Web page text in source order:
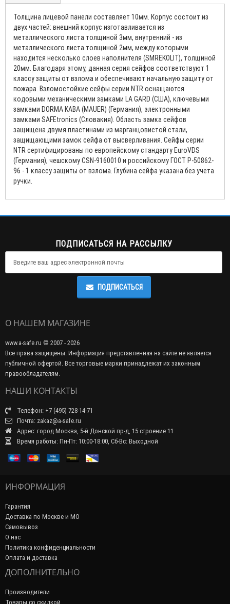
Толщина лицевой панели составляет 10мм. Корпус состоит из
двух частей: внешний корпус изготавливается из
металлического листа толщиной 3мм, внутренний - из
металлического листа толщиной 2мм, между которыми
находится несколько слоев наполнителя (SMREKOLIT), толщиной
20мм. Благодаря этому, данная серия сейфов соответствуют 1
классу защиты от взлома и обеспечивают начальную защиту от
пожара. Взломостойкие сейфы серии NTR оснащаются
кодовыми механическими замками LA GARD (США), ключевыми
замками DORMA KABA (MAUER) (Германия), электронными
замками SAFEtronics (Словакия). Область замка сейфов
защищена двумя пластинами из марганцовистой стали,
защищающими замок сейфа от высверливания. Сейфы серии
NTR сертифицированы по европейскому стандарту EuroVDS
(Германия), чешскому CSN-9160010 и российскому ГОСТ Р-50862-
96 - 1 классу защиты от взлома. Глубина сейфа указана без учета
ручки.
ПОДПИСАТЬСЯ НА РАССЫЛКУ
ПОДПИСАТЬСЯ
О НАШЕМ МАГАЗИНЕ
www.a-safe.ru © 2007 - 2026
Все права защищены. Информация представленная на сайте не является
публичной офертой. Все торговые марки принадлежат их законным
правообладателям.
НАШИ КОНТАКТЫ
Телефон: +7 (495) 728-14-71
Почта: zakaz@a-safe.ru
Адрес: город Москва, 5-й Донской пр-д, 15 строение 11
Время работы: Пн-Пт: 10:00-18:00, Сб-Вс: Выходной
ИНФОРМАЦИЯ
Гарантия
Доставка по Москве и МО
Самовывоз
О нас
Политика конфиденциальности
Оплата и доставка
ДОПОЛНИТЕЛЬНО
Производители
Товары со скидкой